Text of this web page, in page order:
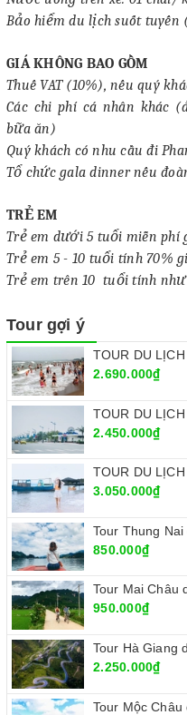
Bảo hiểm du lịch suốt tuyến
GIÁ KHÔNG BAO GỒM
Thuế VAT (10%), nếu quý
Các chi phí cá nhân khác
bữa ăn)
Quý khách có nhu cầu đi
Tổ chức gala dinner nếu
TRẺ EM
Trẻ em dưới 5 tuổi miễn phí
Trẻ em 5 - 10 tuổi tính 70%
Trẻ em trên 10 tuổi tính
Tour gợi ý
TOUR DU
2.690.000₫
TOUR DU
2.450.000₫
TOUR DU
3.050.000₫
Tour Thung
850.000₫
Tour Mai Châu
950.000₫
Tour Hà Giang
2.250.000₫
Tour Mộc